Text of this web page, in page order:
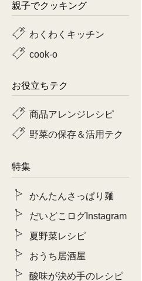
親子でクッキング
わくわくキッチン
cook-o
お役立ちテク
商品アレンジレシピ
野菜の保存＆活用テク
特集
かんたんさっぱり麺
だいどこログInstagram
夏野菜レシピ
おうち居酒屋
酸味が決め手のレシピ